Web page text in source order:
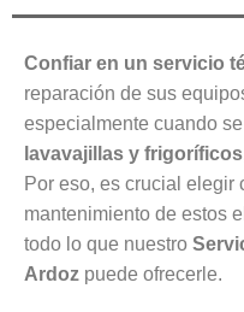
Confiar en un servicio
reparación de sus
especialmente cuando
lavavajillas y frigoríficos
Por eso, es crucial elegir
mantenimiento de estos
todo lo que nuestro
Ardoz puede ofrecerle.